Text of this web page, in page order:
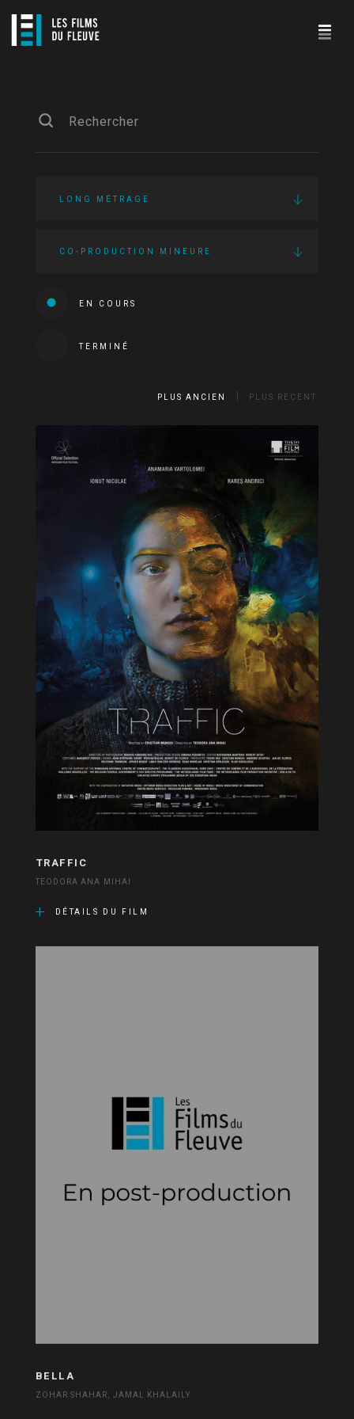
LONG MÉTRAGE
CO-PRODUCTION MINEURE
EN COURS
TERMINÉ
PLUS ANCIEN PLUS RÉCENT
TRAFFIC
TEODORA ANA MIHAI
DÉTAILS DU FILM
BELLA
ZOHAR SHAHAR, JAMAL KHALAILY